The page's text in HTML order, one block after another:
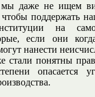
даже не ищем
поддержать
на
если они
нанести
стали понятны
опасается